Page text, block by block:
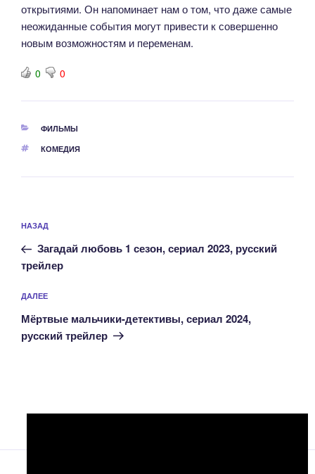
открытиями. Он напоминает нам о том, что даже самые
неожиданные события могут привести к совершенно
новым возможностям и переменам.
0 0
РУБРИКИ
ФИЛЬМЫ
МЕТКИ
КОМЕДИЯ
по
записям
Предыдущая
запись:
НАЗАД
Загадай любовь 1 сезон, сериал 2023, русский
трейлер
Следующая
запись
ДАЛЕЕ
Мёртвые мальчики-детективы, сериал 2024,
русский трейлер